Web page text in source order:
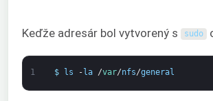
Keďže adresár bol vytvorený s sudo
1 $ ls - la /var/nfs/general